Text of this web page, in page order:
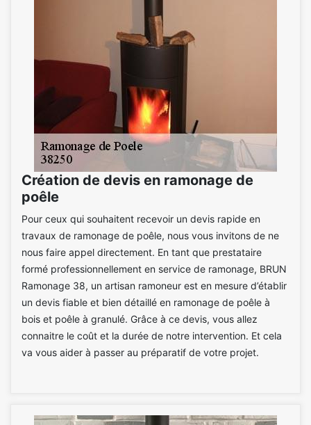
Création de devis en ramonage de
poêle
Pour ceux qui souhaitent recevoir un devis rapide en
travaux de ramonage de poêle, nous vous invitons de ne
nous faire appel directement. En tant que prestataire
formé professionnellement en service de ramonage, BRUN
Ramonage 38, un artisan ramoneur est en mesure d’établir
un devis fiable et bien détaillé en ramonage de poêle à
bois et poêle à granulé. Grâce à ce devis, vous allez
connaitre le coût et la durée de notre intervention. Et cela
va vous aider à passer au préparatif de votre projet.